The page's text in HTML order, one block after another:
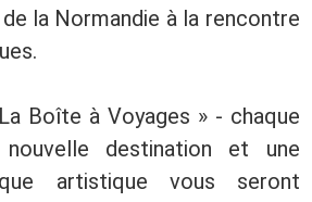
la Normandie à la rencontre
Boîte à Voyages » - chaque
nouvelle destination et une
artistique vous seront